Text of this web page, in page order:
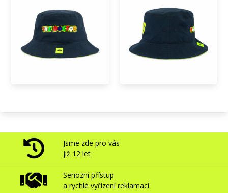
Jsme zde pro vás
již 12 let
Seriozní přístup
a rychlé vyřízení reklamací